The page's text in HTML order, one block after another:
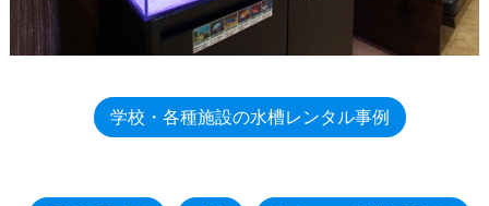
学校・各種施設の水槽レンタル事例